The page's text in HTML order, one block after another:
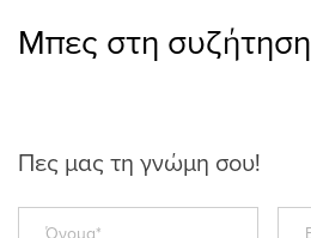
Μπες στη συζήτηση
Πες μας τη γνώμη σου!